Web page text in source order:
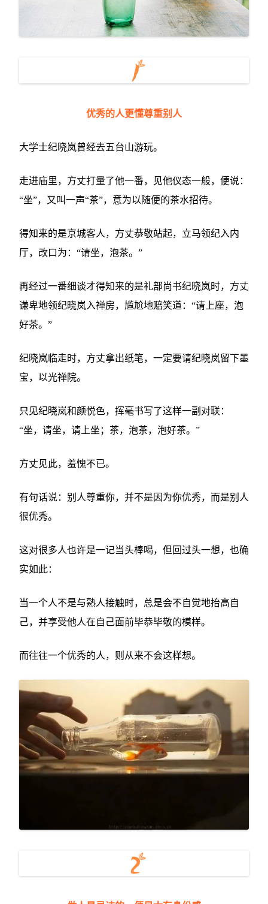
优秀的人更懂尊重别人
大学士纪晓岚曾经去五台山游玩。
走进庙里，方丈打量了他一番，见他仪态一般，便说：
“坐”，又叫一声“茶”，意为以随便的茶水招待。
得知来的是京城客人，方丈恭敬站起，立马领纪入内
厅，改口为：“请坐，泡茶。”
再经过一番细谈才得知来的是礼部尚书纪晓岚时，方丈
谦卑地领纪晓岚入禅房，尴尬地赔笑道：“请上座，泡
好茶。”
纪晓岚临走时，方丈拿出纸笔，一定要请纪晓岚留下墨
宝，以光禅院。
只见纪晓岚和颜悦色，挥毫书写了这样一副对联：
“坐，请坐，请上坐；茶，泡茶，泡好茶。”
方丈见此，羞愧不已。
有句话说：别人尊重你，并不是因为你优秀，而是别人
很优秀。
这对很多人也许是一记当头棒喝，但回过头一想，也确
实如此：
当一个人不是与熟人接触时，总是会不自觉地抬高自
己，并享受他人在自己面前毕恭毕敬的模样。
而往往一个优秀的人，则从来不会这样想。